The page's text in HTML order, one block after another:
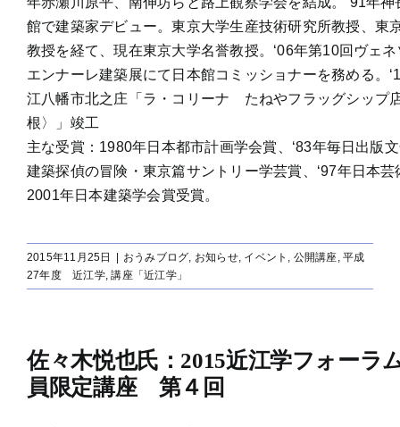
館で建築家デビュー。東京大学生産技術研究所教授、東
教授を経て、現在東京大学名誉教授。‘06年第10回ヴェ
エンナーレ建築展にて日本館コミッショナーを務める。
江八幡市北之庄「ラ・コリーナ たねやフラッグシップ
根〉」竣工
主な受賞：1980年日本都市計画学会賞、‘83年毎日出版
建築探偵の冒険・東京篇サントリー学芸賞、‘97年日本芸
2001年日本建築学会賞受賞。
2015年11月25日 おうみブログ, お知らせ, イベント , 公開講座,平成
27年度 近江学,講座「近江学」
佐々木悦也氏：2015近江学フォーラ
員限定講座 第４回